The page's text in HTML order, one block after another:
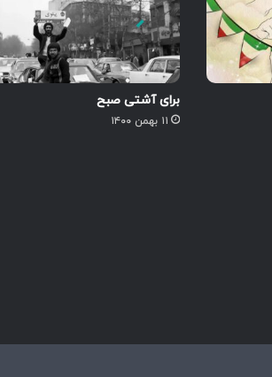
برای آشتی صبح
۱۱ بهمن ۱۴۰۰